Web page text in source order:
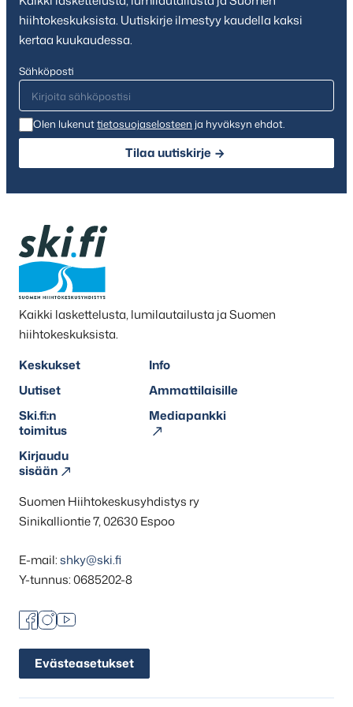
hiihtokeskuksista. Uutiskirje ilmestyy kaudella kaksi
kertaa kuukaudessa.
Sähköposti
Olen lukenuttietosuojaselosteen ja hyväksyn ehdot.
Tilaa uutiskirje
Kaikki laskettelusta, lumilautailusta ja Suomen
hiihtokeskuksista.
Keskukset
Info
Uutiset
Ammattilaisille
Ski.fi:n
toimitus
Mediapankki
Kirjaudu
sisään
Suomen Hiihtokeskusyhdistys ry
Sinikalliontie 7, 02630 Espoo
E-mail:shky@ski.fi
Y-tunnus: 0685202-8
Facebook
Instagram
Youtube
Evästeasetukset